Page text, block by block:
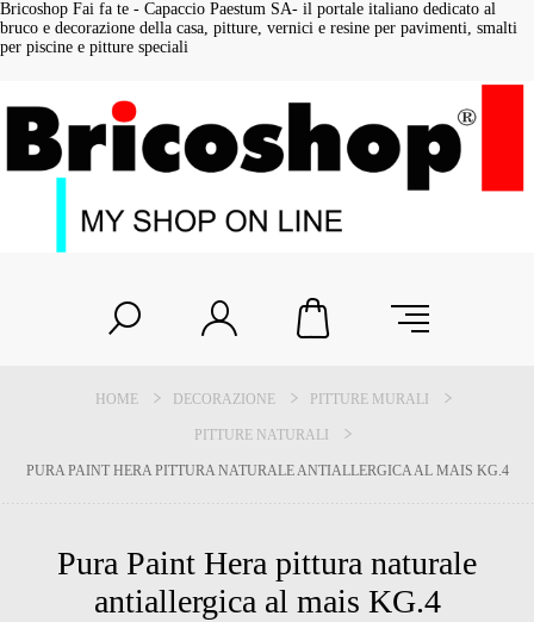
Bricoshop Fai fa te - Capaccio Paestum SA- il portale italiano dedicato al
bruco e decorazione della casa, pitture, vernici e resine per pavimenti, smalti
per piscine e pitture speciali
HOME DECORAZIONE PITTURE MURALI
PITTURE NATURALI
PURA PAINT HERA PITTURA NATURALE ANTIALLERGICA AL MAIS KG.4
Pura Paint Hera pittura naturale
antiallergica al mais KG.4